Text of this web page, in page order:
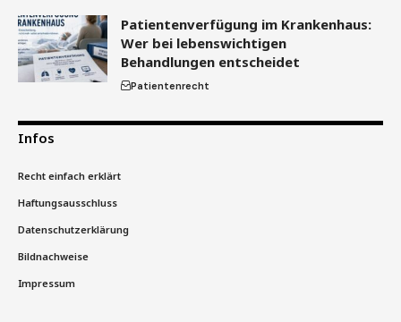
Patientenverfügung im Krankenhaus:
Wer bei lebenswichtigen
Behandlungen entscheidet
Patientenrecht
Infos
Recht einfach erklärt
Haftungsausschluss
Datenschutzerklärung
Bildnachweise
Impressum